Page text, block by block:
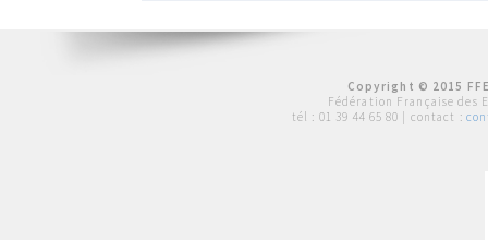
Copyright © 2015
Fédération Française des
tél : 01 39 44 65 80 | contact :